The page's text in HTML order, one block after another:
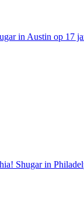
in Austin op 17
Shugar in